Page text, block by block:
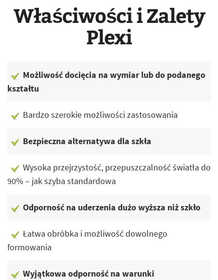
Właściwości i Zalety
Plexi
Możliwość docięcia na wymiar lub do podanego
kształtu
Bardzo szerokie możliwości zastosowania
Bezpieczna alternatywa dla szkła
Wysoka przejrzystość, przepuszczalność światła do
90% – jak szyba standardowa
Odporność na uderzenia dużo wyższa niż szkło
Łatwa obróbka i możliwość dowolnego
formowania
Wyjątkowa odporność na warunki